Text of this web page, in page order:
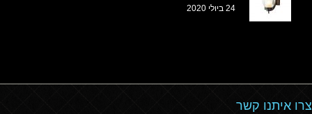
24 ביולי 2020
צרו איתנו קשר